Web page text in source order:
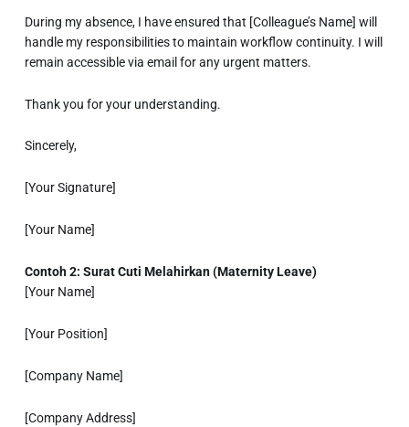
During my absence, I have ensured that [Colleague’s Name] will
handle my responsibilities to maintain workflow continuity. I will
remain accessible via email for any urgent matters.
Thank you for your understanding.
Sincerely,
[Your Signature]
[Your Name]
Contoh 2: Surat Cuti Melahirkan (Maternity Leave)
[Your Name]
[Your Position]
[Company Name]
[Company Address]